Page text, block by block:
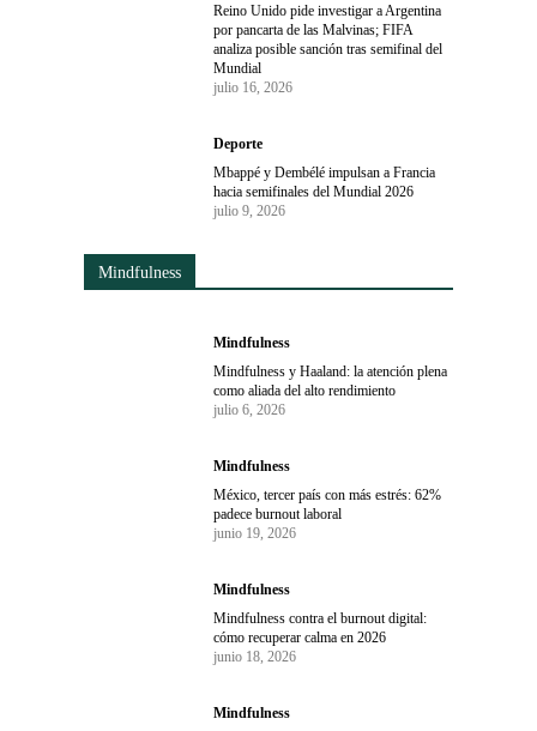
Reino Unido pide investigar a Argentina
por pancarta de las Malvinas; FIFA
analiza posible sanción tras semifinal del
Mundial
julio 16, 2026
Deporte
Mbappé y Dembélé impulsan a Francia
hacia semifinales del Mundial 2026
julio 9, 2026
Mindfulness
Mindfulness
Mindfulness y Haaland: la atención plena
como aliada del alto rendimiento
julio 6, 2026
Mindfulness
México, tercer país con más estrés: 62%
padece burnout laboral
junio 19, 2026
Mindfulness
Mindfulness contra el burnout digital:
cómo recuperar calma en 2026
junio 18, 2026
Mindfulness